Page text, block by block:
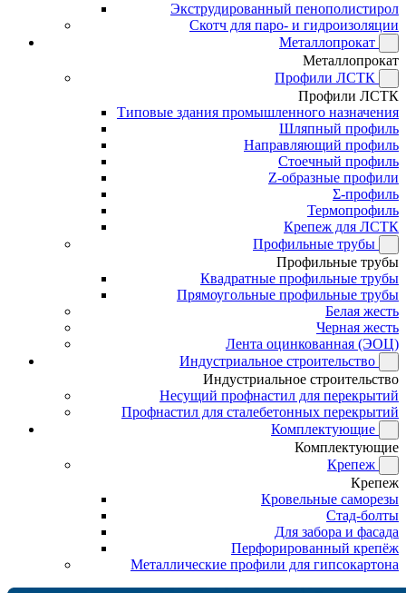
Экструдированный пенополистирол
Скотч для паро- и гидроизоляции
Металлопрокат
Металлопрокат
Профили ЛСТК
Профили ЛСТК
Типовые здания промышленного назначения
Шляпный профиль
Направляющий профиль
Стоечный профиль
Z-образные профили
Σ-профиль
Термопрофиль
Крепеж для ЛСТК
Профильные трубы
Профильные трубы
Квадратные профильные трубы
Прямоугольные профильные трубы
Белая жесть
Черная жесть
Лента оцинкованная (ЭОЦ)
Индустриальное строительство
Индустриальное строительство
Несущий профнастил для перекрытий
Профнастил для сталебетонных перекрытий
Комплектующие
Комплектующие
Крепеж
Крепеж
Кровельные саморезы
Стад-болты
Для забора и фасада
Перфорированный крепёж
Металлические профили для гипсокартона